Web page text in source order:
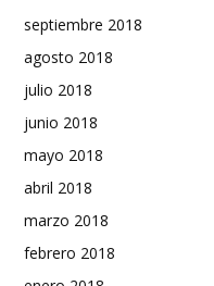
septiembre 2018
agosto 2018
julio 2018
junio 2018
mayo 2018
abril 2018
marzo 2018
febrero 2018